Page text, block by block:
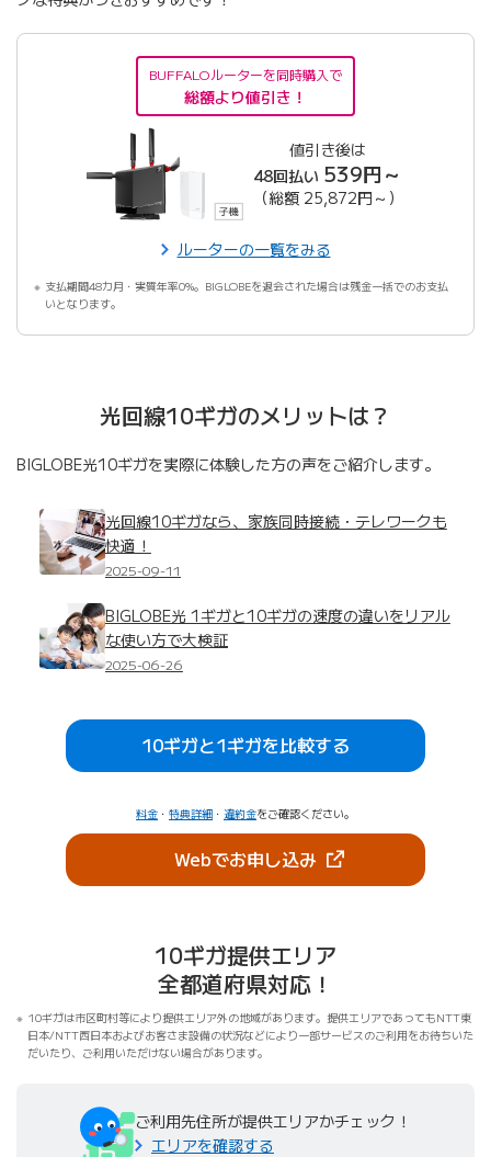
BUFFALOルーターを同時購入で
総額より値引き！
値引き後は
48回払い 539円～
（総額 25,872円～）
ルーターの一覧をみる
支払期間48カ月・実質年率0%。BIGLOBEを退会された場合は残金一括でのお支払
いとなります。
光回線10ギガのメリットは？
BIGLOBE光10ギガを実際に体験した方の声をご紹介します。
光回線10ギガなら、家族同時接続・テレワークも
快適！
2025-09-11
BIGLOBE光 1ギガと10ギガの速度の違いをリアル
な使い方で大検証
2025-06-26
10ギガと1ギガを比較する
料金 ・ 特典詳細 ・ 違約金をご確認ください。
Webでお申し込み（新しいタブで開き
10ギガ提供エリア
全都道府県対応！
10ギガは市区町村等により提供エリア外の地域があります。提供エリアであってもNTT東
日本/NTT西日本およびお客さま設備の状況などにより一部サービスのご利用をお待ちいた
だいたり、ご利用いただけない場合があります。
ご利用先住所が提供エリアかチェック！
エリアを確認する